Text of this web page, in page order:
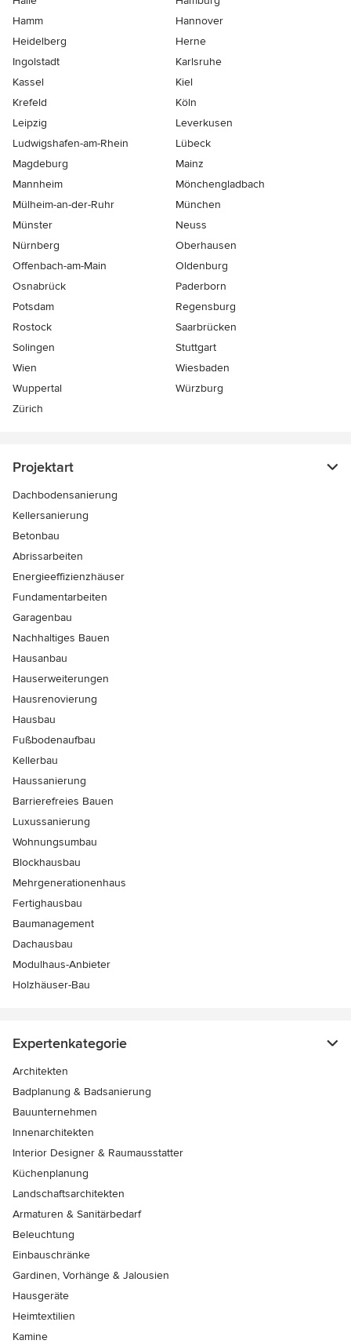
Hamm
Hannover
Heidelberg
Herne
Ingolstadt
Karlsruhe
Kassel
Kiel
Krefeld
Köln
Leipzig
Leverkusen
Ludwigshafen-am-Rhein
Lübeck
Magdeburg
Mainz
Mannheim
Mönchen­gladbach
Mülheim-an-der-Ruhr
München
Münster
Neuss
Nürnberg
Oberhausen
Offenbach-am-Main
Oldenburg
Osnabrück
Paderborn
Potsdam
Regensburg
Rostock
Saarbrücken
Solingen
Stuttgart
Wien
Wiesbaden
Wuppertal
Würzburg
Zürich
Projektart
Dachbodensanierung
Kellersanierung
Betonbau
Abrissarbeiten
Energieeffizienzhäuser
Fundamentarbeiten
Garagenbau
Nachhaltiges Bauen
Hausanbau
Hauserweiterungen
Hausrenovierung
Hausbau
Fußbodenaufbau
Kellerbau
Haussanierung
Barrierefreies Bauen
Luxussanierung
Wohnungsumbau
Blockhausbau
Mehrgenerationenhaus
Fertighausbau
Baumanagement
Dachausbau
Modulhaus-Anbieter
Holzhäuser-Bau
Expertenkategorie
Architekten
Badplanung & Badsanierung
Bauunternehmen
Innenarchitekten
Interior Designer & Raumausstatter
Küchenplanung
Landschaftsarchitekten
Armaturen & Sanitärbedarf
Beleuchtung
Einbauschränke
Gardinen, Vorhänge & Jalousien
Hausgeräte
Heimtextilien
Kamine